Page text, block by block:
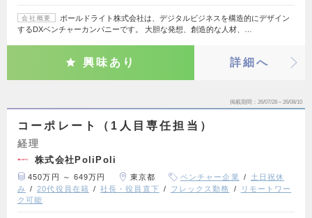
会社概要
ボールドライト株式会社は、デジタルビジネスを構造的にデザイン
するDXベンチャーカンパニーです。 大胆な発想、創造的な人材、…
興味あり 詳細へ
掲載期間 26/07/28～26/08/10
コーポレート（1人目専任担当）
経理
株式会社PoliPoli
450万円 ～ 649万円 東京都 ベンチャー企業
土日祝休
み
20代役員在籍 社長・役員直下 フレックス勤務
リモートワー
ク可能